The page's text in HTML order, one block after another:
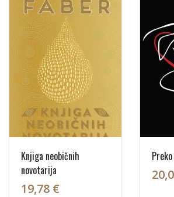
Knjiga neobičnih
novotarija
19,78 €